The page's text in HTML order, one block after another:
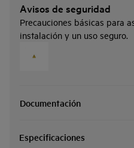
Avisos de seguridad
Precauciones básicas para
instalación y un uso seguro.
Documentación
Especificaciones